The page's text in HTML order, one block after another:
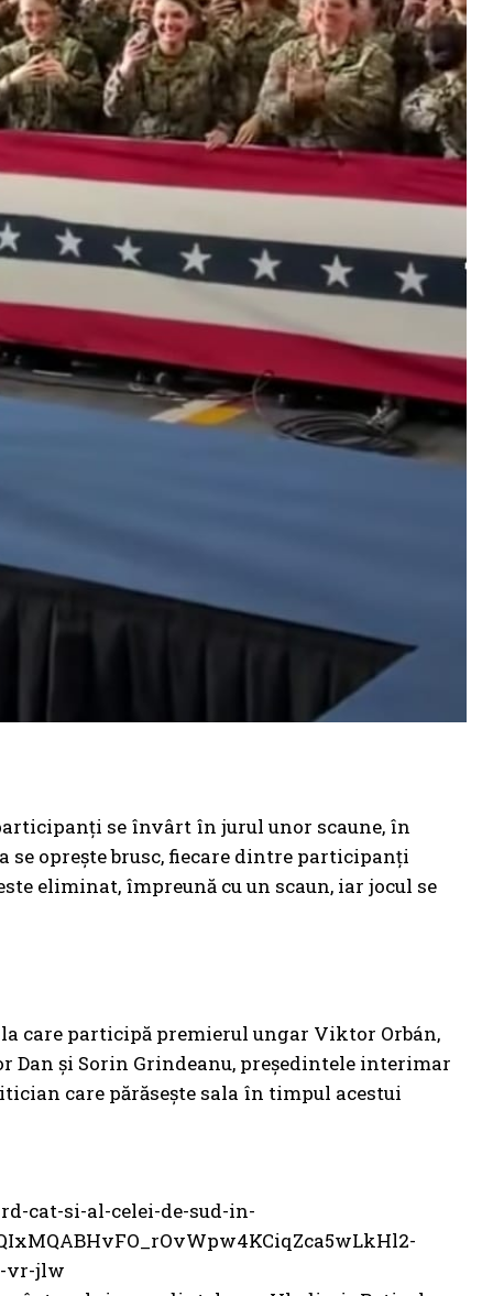
se învârt în jurul unor scaune, în
se oprește brusc, fiecare dintre participanți
eliminat, împreună cu un scaun, iar jocul se
la care participă premierul ungar Viktor Orbán,
Dan și Sorin Grindeanu, președintele interimar
care părăsește sala în timpul acestui
cat-si-al-celei-de-sud-in-
vr-jlw